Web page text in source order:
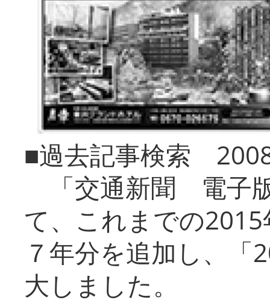
■過去記事検索
「交通新聞 電子
て、これまでの
７年分を追加し、「
大しまし